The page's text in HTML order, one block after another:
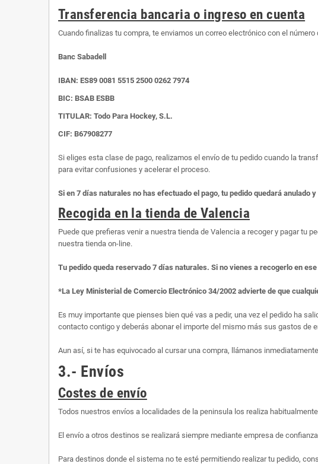
Transferencia bancaria o ingreso en cuenta
Cuando finalizas tu compra, te enviamos un correo electrónico con el
Banc Sabadell
IBAN: ES89 0081 5515 2500 0262 7974
BIC: BSAB ESBB
TITULAR: Todo Para Hockey, S.L.
CIF: B67908277
Si eliges esta clase de pago, realizamos el envío de tu pedido cuando la
para evitar confusiones y acelerar el proceso.
Si en 7 días naturales no has efectuado el pago, tu pedido quedará
Recogida en la tienda de Valencia
Puede que prefieras venir a nuestra tienda de Valencia a recoger y pagar tu
nuestra tienda on-line.
Tu pedido queda reservado 7 días naturales. Si no vienes a recogerlo en
*La Ley Ministerial de Comercio Electrónico 34/2002 advierte de que
Es muy importante que pienses bien qué vas a pedir, una vez el pedido ha
contacto contigo y deberás abonar el importe del mismo más sus gastos de
Aun así, si te has equivocado al cursar una compra, llámanos inmediatamente
3.- Envíos
Costes de envío
Todos nuestros envíos a localidades de la peninsula los realiza
El envío a otros destinos se realizará siempre mediante empresa de
Para destinos donde el sistema no te esté permitiendo realizar tu pedido,